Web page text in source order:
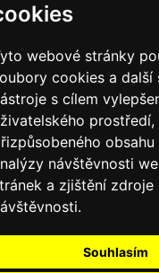
webové stránky
cookies a další
s cílem
obsahu
návštěvnosti
a zjištění zdroje
Souhlasím
připomínky a dotazy
HOME
INFORMACE O WEBU